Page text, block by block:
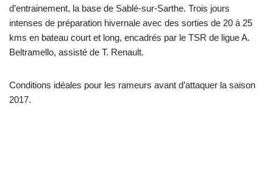
d’entrainement, la base de Sablé-sur-Sarthe. Trois jours
intenses de préparation hivernale avec des sorties de 20 à 25
kms en bateau court et long, encadrés par le TSR de ligue A.
Beltramello, assisté de T. Renault.
Conditions idéales pour les rameurs avant d’attaquer la saison
2017.